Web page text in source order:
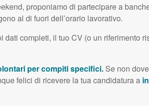
proponiamo di partecipare a
al di fuori dell’orario lavorativo.
dati completi, il tuo CV (o un riferimento
per compiti specifici.Se non
felici di ricevere la tua candidatura a